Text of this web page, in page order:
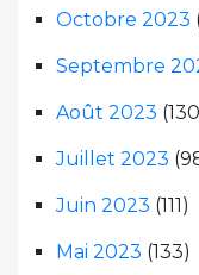
Octobre 2023
Septembre
Août 2023
Juillet 2023
Juin 2023 (111)
Mai 2023 (133)